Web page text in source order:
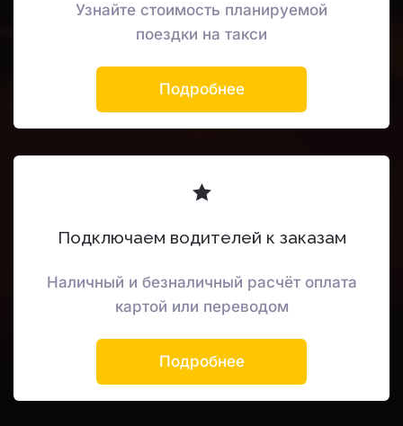
Узнайте стоимость планируемой
поездки на такси
Подробнее
Подключаем водителей к заказам
Наличный и безналичный расчёт оплата
картой или переводом
Подробнее